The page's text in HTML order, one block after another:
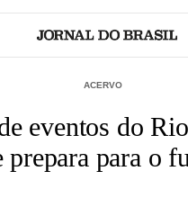
ACERVO
eventos do
prepara para o